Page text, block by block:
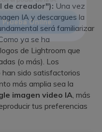
su nitidez y revive tus
el poder de la IA.
Prueba Online
de creador"): Una vez
IA y descargues la
será familiarizar
ya se ha
de Lightroom que
(o más).󠀲󠀡󠀠󠀦󠀣󠀩󠀣󠀢󠀣󠀳󠀰 Los
sido satisfactorios
más amplia sea la
imagen video IA , más
tus preferencias